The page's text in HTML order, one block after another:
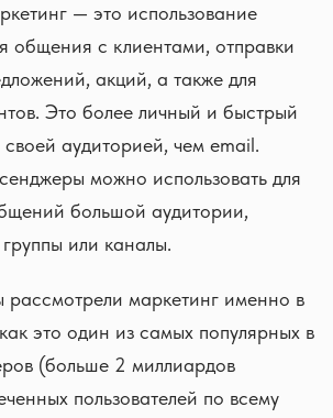
— это использование
общения с клиентами, отправки
акций, а также для
Это более личный и быстрый
аудиторией, чем email.
можно использовать для
большой аудитории,
или каналы.
рассмотрели маркетинг именно в
это один из самых популярных в
(больше 2 миллиардов
пользователей по всему